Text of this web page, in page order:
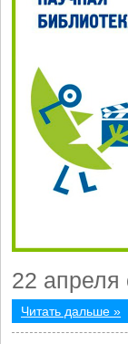
22 апреля
Читать дальше »